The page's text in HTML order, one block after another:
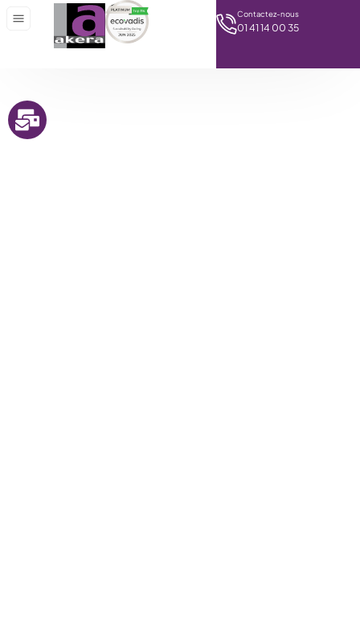
Contactez-nous
01 41 14 00 35